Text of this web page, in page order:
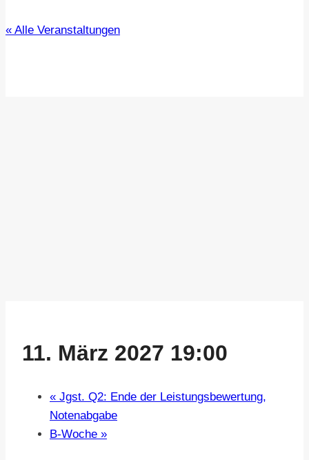
« Alle Veranstaltungen
11. März 2027 19:00
« Jgst. Q2: Ende der Leistungsbewertung,
Notenabgabe
B-Woche »